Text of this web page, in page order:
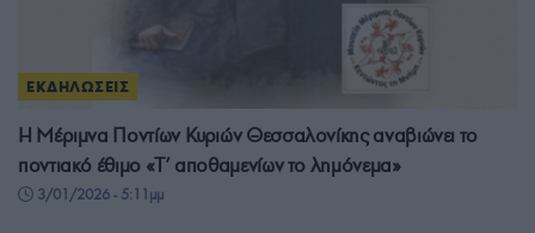
ΕΚΔΗΛΩΣΕΙΣ
Η Μέριμνα Ποντίων Κυριών Θεσσαλονίκης αναβιώνει το
ποντιακό έθιμο «Τ’ αποθαμενίων το λημόνεμα»
3/01/2026 - 5:11μμ